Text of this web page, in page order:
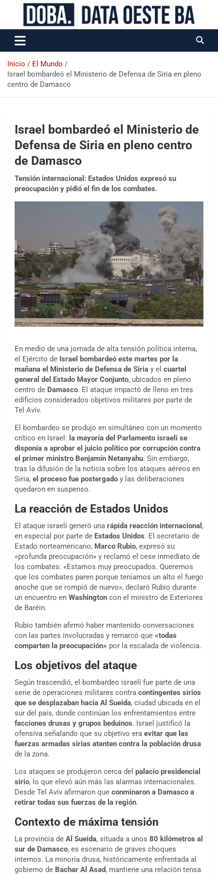
Data Oeste BA
Inicio
El Mundo
Israel bombardeó el Ministerio de Defensa de Siria en pleno
centro de Damasco
Israel bombardeó el Ministerio de
Defensa de Siria en pleno centro
de Damasco
Tensión internacional: Estados Unidos expresó su
preocupación y pidió el fin de los combates.
En medio de una jornada de alta tensión política interna,
el Ejército de Israel bombardeó este martes por la
mañana el Ministerio de Defensa de Siria y el cuartel
general del Estado Mayor Conjunto, ubicados en pleno
centro de Damasco. El ataque impactó de lleno en tres
edificios considerados objetivos militares por parte de
Tel Aviv.
El bombardeo se produjo en simultáneo con un momento
crítico en Israel: la mayoría del Parlamento israelí se
disponía a aprobar el juicio político por corrupción contra
el primer ministro Benjamín Netanyahu. Sin embargo,
tras la difusión de la noticia sobre los ataques aéreos en
Siria, el proceso fue postergado y las deliberaciones
quedaron en suspenso.
La reacción de Estados Unidos
El ataque israelí generó una rápida reacción internacional ,
en especial por parte de Estados Unidos. El secretario de
Estado norteamericano, Marco Rubio, expresó su
«profunda preocupación» y reclamó el cese inmediato de
los combates: «Estamos muy preocupados. Queremos
que los combates paren porque teníamos un alto el fuego
anoche que se rompió de nuevo», declaró Rubio durante
un encuentro en Washington con el ministro de Exteriores
de Baréin.
Rubio también afirmó haber mantenido conversaciones
con las partes involucradas y remarcó que «todas
comparten la preocupación» por la escalada de violencia.
Los objetivos del ataque
Según trascendió, el bombardeo israelí fue parte de una
serie de operaciones militares contra contingentes sirios
que se desplazaban hacia Al Sueida, ciudad ubicada en el
sur del país, donde continúan los enfrentamientos entre
facciones drusas y grupos beduinos. Israel justificó la
ofensiva señalando que su objetivo era evitar que las
fuerzas armadas sirias atenten contra la población drusa
de la zona.
Los ataques se produjeron cerca del palacio presidencial
sirio, lo que elevó aún más las alarmas internacionales.
Desde Tel Aviv afirmaron que conminaron a Damasco a
retirar todas sus fuerzas de la región.
Contexto de máxima tensión
La provincia de Al Sueida, situada a unos 80 kilómetros al
sur de Damasco, es escenario de graves choques
internos. La minoría drusa, históricamente enfrentada al
gobierno de Bachar Al Asad, mantiene una relación tensa